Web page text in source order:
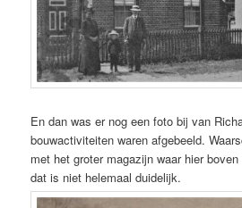
En dan was er nog een foto bij van
bouwactiviteiten waren afgebeeld.
met het groter magazijn waar hier
dat is niet helemaal duidelijk.